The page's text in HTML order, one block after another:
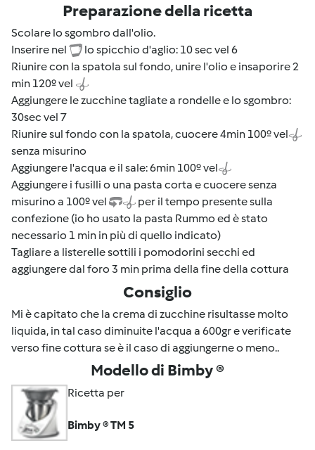
Preparazione della ricetta
Scolare lo sgombro dall'olio.
Inserire nel
lo spicchio d'aglio: 10 sec vel 6
Riunire con la spatola sul fondo, unire l'olio e insaporire 2
min 120º vel
Aggiungere le zucchine tagliate a rondelle e lo sgombro:
30sec vel 7
Riunire sul fondo con la spatola, cuocere 4min 100º vel
senza misurino
Aggiungere l'acqua e il sale: 6min 100º vel
Aggiungere i fusilli o una pasta corta e cuocere senza
misurino a 100º vel
per il tempo presente sulla
confezione (io ho usato la pasta Rummo ed è stato
necessario 1 min in più di quello indicato)
Tagliare a listerelle sottili i pomodorini secchi ed
aggiungere dal foro 3 min prima della fine della cottura
Consiglio
Mi è capitato che la crema di zucchine risultasse molto
liquida, in tal caso diminuite l'acqua a 600gr e verificate
verso fine cottura se è il caso di aggiungerne o meno..
Modello di Bimby ®
Ricetta per
Bimby ® TM 5